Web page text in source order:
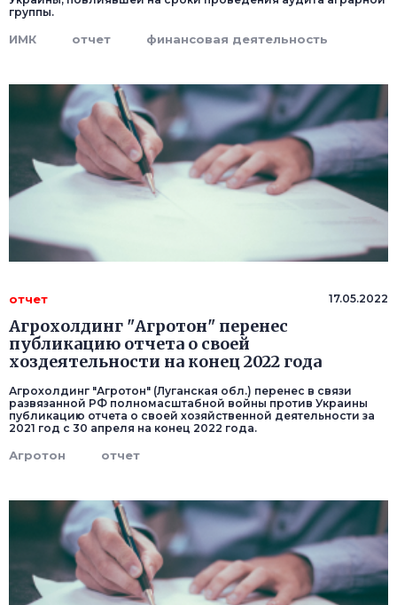
группы.
ИМК отчет финансовая деятельность
отчет 17.05.2022
Агрохолдинг "Агротон" перенес
публикацию отчета о своей
хоздеятельности на конец 2022 года
Агрохолдинг "Агротон" (Луганская обл.) перенес в связи
развязанной РФ полномасштабной войны против Украины
публикацию отчета о своей хозяйственной деятельности за
2021 год с 30 апреля на конец 2022 года.
Агротон отчет